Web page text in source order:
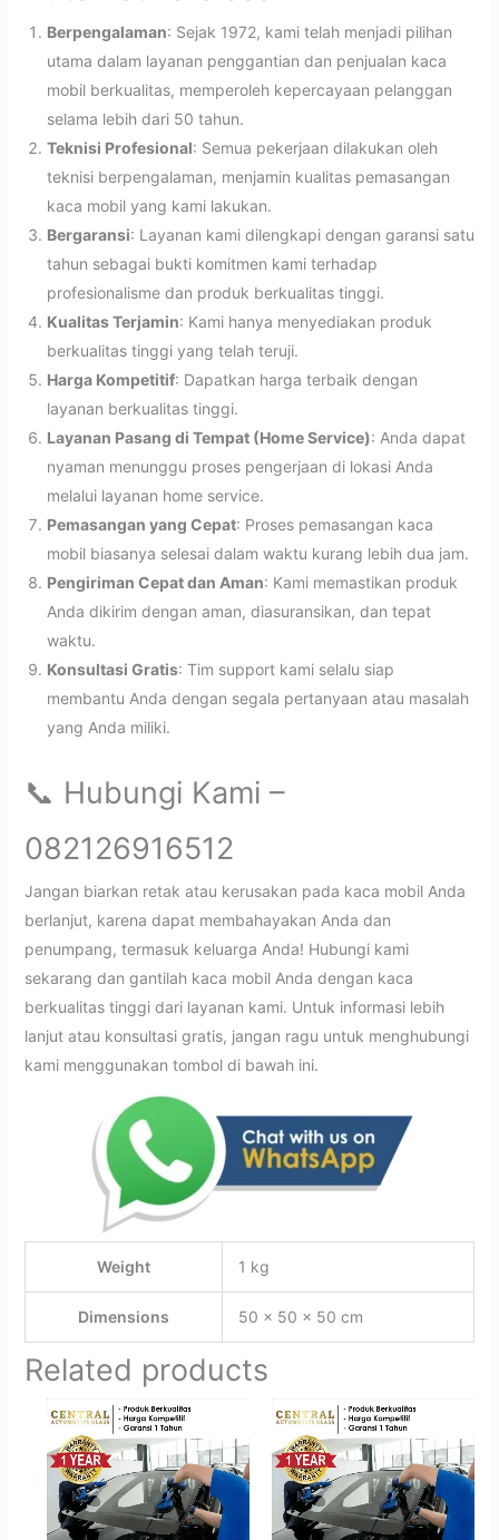
Berpengalaman: Sejak 1972, kami telah menjadi pilihan
utama dalam layanan penggantian dan penjualan kaca
mobil berkualitas, memperoleh kepercayaan pelanggan
selama lebih dari 50 tahun.
Teknisi Profesional: Semua pekerjaan dilakukan oleh
teknisi berpengalaman, menjamin kualitas pemasangan
kaca mobil yang kami lakukan.
Bergaransi: Layanan kami dilengkapi dengan garansi satu
tahun sebagai bukti komitmen kami terhadap
profesionalisme dan produk berkualitas tinggi.
Kualitas Terjamin: Kami hanya menyediakan produk
berkualitas tinggi yang telah teruji.
Harga Kompetitif: Dapatkan harga terbaik dengan
layanan berkualitas tinggi.
Layanan Pasang di Tempat (Home Service): Anda dapat
nyaman menunggu proses pengerjaan di lokasi Anda
melalui layanan home service.
Pemasangan yang Cepat: Proses pemasangan kaca
mobil biasanya selesai dalam waktu kurang lebih dua jam.
Pengiriman Cepat dan Aman: Kami memastikan produk
Anda dikirim dengan aman, diasuransikan, dan tepat
waktu.
Konsultasi Gratis: Tim support kami selalu siap
membantu Anda dengan segala pertanyaan atau masalah
yang Anda miliki.
📞 Hubungi Kami –
082126916512
Jangan biarkan retak atau kerusakan pada kaca mobil Anda
berlanjut, karena dapat membahayakan Anda dan
penumpang, termasuk keluarga Anda! Hubungi kami
sekarang dan gantilah kaca mobil Anda dengan kaca
berkualitas tinggi dari layanan kami. Untuk informasi lebih
lanjut atau konsultasi gratis, jangan ragu untuk menghubungi
kami menggunakan tombol di bawah ini.
Weight 1 kg
Dimensions 50 × 50 × 50 cm
Related products